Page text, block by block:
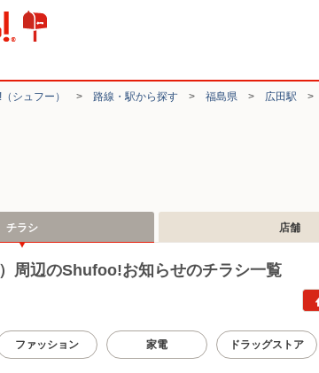
シュフー） > 路線・駅から探す > 福島県 > 広田駅 >
チラシ 店舗
周辺のShufoo!お知らせのチラシ一覧
ファッション 家電 ドラッグストア